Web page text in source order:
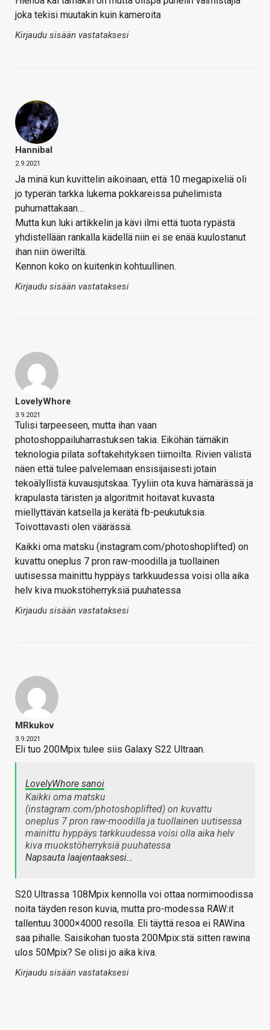
joka tekisi muutakin kuin kameroita
Kirjaudu sisään vastataksesi
Hannibal
2.9.2021
Ja minä kun kuvittelin aikoinaan, että 10 megapixeliä oli
jo typerän tarkka lukema pokkareissa puhelimista
puhumattakaan…
Mutta kun luki artikkelin ja kävi ilmi että tuota rypästä
yhdistellään rankalla kädellä niin ei se enää kuulostanut
ihan niin öweriltä.
Kennon koko on kuitenkin kohtuullinen.
Kirjaudu sisään vastataksesi
LovelyWhore
3.9.2021
Tulisi tarpeeseen, mutta ihan vaan
photoshoppailuharrastuksen takia. Eiköhän tämäkin
teknologia pilata softakehityksen tiimoilta. Rivien välistä
näen että tulee palvelemaan ensisijaisesti jotain
tekoälyllistä kuvausjutskaa. Tyyliin ota kuva hämärässä ja
krapulasta täristen ja algoritmit hoitavat kuvasta
miellyttävän katsella ja kerätä fb-peukutuksia.
Toivottavasti olen väärässä.
Kaikki oma matsku (instagram.com/photoshoplifted) on
kuvattu oneplus 7 pron raw-moodilla ja tuollainen
uutisessa mainittu hyppäys tarkkuudessa voisi olla aika
helv kiva muokstöherryksiä puuhatessa
Kirjaudu sisään vastataksesi
MRkukov
3.9.2021
Eli tuo 200Mpix tulee siis Galaxy S22 Ultraan.
LovelyWhore sanoi
Kaikki oma matsku
(instagram.com/photoshoplifted) on kuvattu
oneplus 7 pron raw-moodilla ja tuollainen uutisessa
mainittu hyppäys tarkkuudessa voisi olla aika helv
kiva muokstöherryksiä puuhatessa
Napsauta laajentaaksesi…
S20 Ultrassa 108Mpix kennolla voi ottaa normimoodissa
noita täyden reson kuvia, mutta pro-modessa RAW:it
tallentuu 3000×4000 resolla. Eli täyttä resoa ei RAWina
saa pihalle. Saisikohan tuosta 200Mpix:stä sitten rawina
ulos 50Mpix? Se olisi jo aika kiva.
Kirjaudu sisään vastataksesi